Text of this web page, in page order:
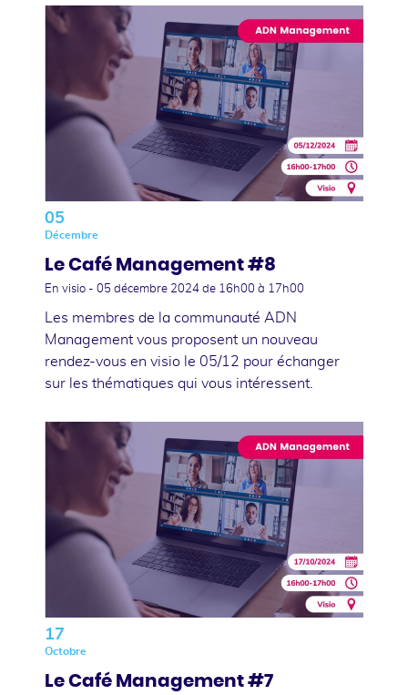
05
Décembre
Le Café Management #8
En visio - 05 décembre 2024 de 16h00 à 17h00
Les membres de la communauté ADN
Management vous proposent un nouveau
rendez-vous en visio le 05/12 pour échanger
sur les thématiques qui vous intéressent.
17
Octobre
Le Café Management #7